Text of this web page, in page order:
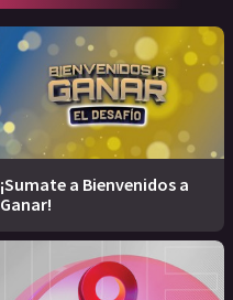
¡Sumate a Bienvenidos a
Ganar!